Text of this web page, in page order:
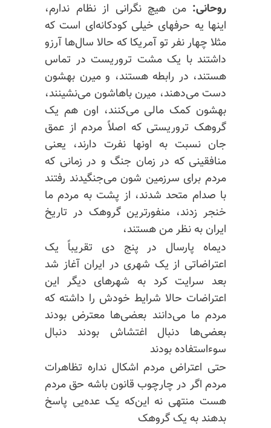
روحانی:من هیچ نگرانی از نظام ندارم،
اینها یه حرفهای خیلی کودکانه‌ای است که
مثلا چهار نفر تو آمریکا که حالا سال‌ها آرزو
داشتند با یک مشت تروریست در تماس
هستند، در رابطه هستند، و میرن بهشون
دست می‌دهند، میرن باهاشون می‌نشینند،
بهشون کمک مالی می‌کنند، اون هم یک
گروهک تروریستی که اصلاً مردم از عمق
جان نسبت به اونها نفرت دارند، یعنی
منافقینی که در زمان جنگ و در زمانی که
مردم برای سرزمین شون می‌جنگیدند رفتند
با صدام متحد شدند، از پشت به مردم ما
خنجر زدند، منفورترین گروهک در تاریخ
ایران به نظر من هستند،
دیماه پارسال در پنج دی تقریباً یک
اعتراضاتی از یک شهری در ایران آغاز شد
بعد سرایت کرد به شهرهای دیگر این
اعتراضات حالا شرایط خودش را داشته که
مردم ما می‌دانند بعضی‌ها معترض بودند
بعضی‌ها دنبال اغتشاش بودند دنبال
سوء‌استفاده بودند
حتی اعتراض مردم اشکال نداره تظاهرات
مردم اگر در چارچوب قانون باشه حق مردم
هست منتهی نه این‌که یک عده‌یی پاسخ
بدهند به یک گروهک